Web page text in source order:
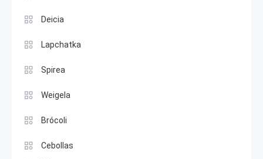
Deicia
Lapchatka
Spirea
Weigela
Brócoli
Cebollas